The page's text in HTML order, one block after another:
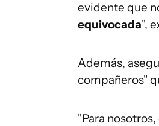
evidente que
equivocada",
Además,
compañeros"
"Para